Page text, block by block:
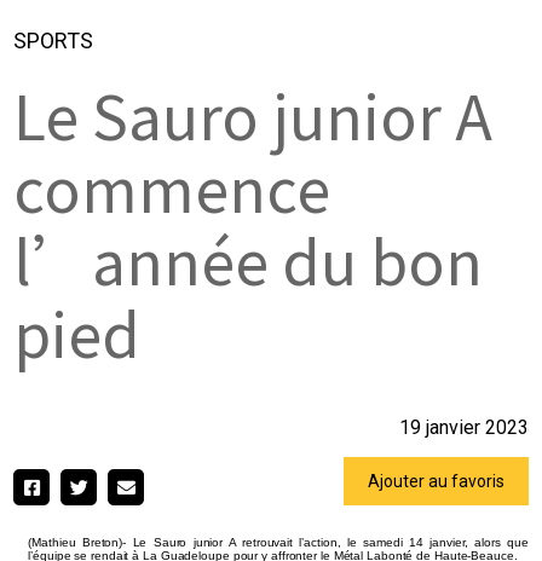
SPORTS
Le Sauro junior A
commence
l’année du bon
pied
19 janvier 2023
Ajouter au favoris
(Mathieu Breton)- Le Sauro junior A retrouvait l’action, le samedi 14 janvier, alors que
l’équipe se rendait à La Guadeloupe pour y affronter le Métal Labonté de Haute-Beauce.